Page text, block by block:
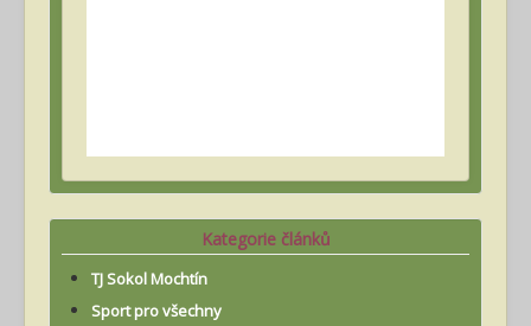
Kategorie článků
TJ Sokol Mochtín
Sport pro všechny